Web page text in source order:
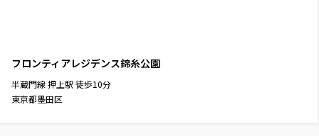
フロンティアレジデンス錦糸公園
半蔵門線 押上駅 徒歩10分
東京都墨田区